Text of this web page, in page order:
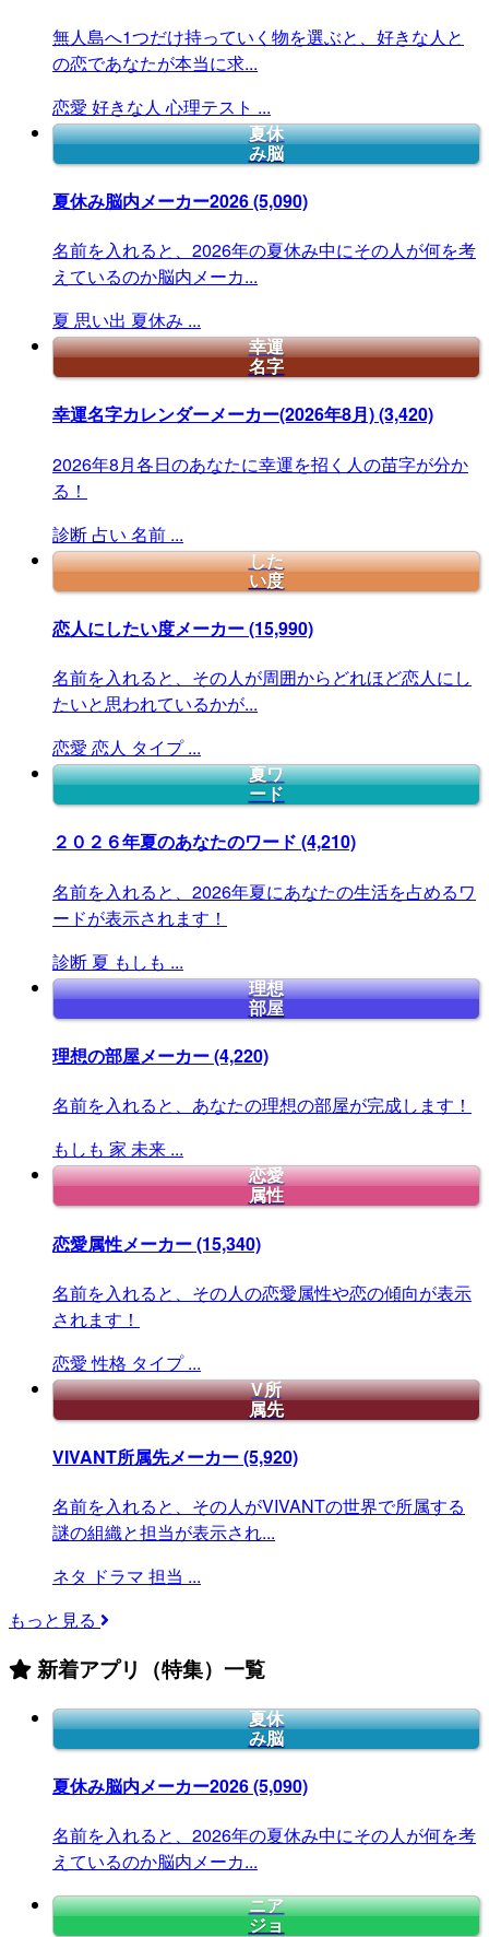
無人島へ1つだけ持っていく物を選ぶと、好きな人と
の恋であなたが本当に求...
恋愛 好きな人 心理テスト ...
夏休
み脳
夏休み脳内メーカー2026(5,090)
名前を入れると、2026年の夏休み中にその人が何を考
えているのか脳内メーカ...
夏 思い出 夏休み ...
幸運
名字
幸運名字カレンダーメーカー(2026年8月)(3,420)
2026年8月各日のあなたに幸運を招く人の苗字が分か
る！
診断 占い 名前 ...
した
い度
恋人にしたい度メーカー(15,990)
名前を入れると、その人が周囲からどれほど恋人にし
たいと思われているかが...
恋愛 恋人 タイプ ...
夏ワ
ード
２０２６年夏のあなたのワード (4,210)
名前を入れると、2026年夏にあなたの生活を占めるワ
ードが表示されます！
診断 夏 もしも ...
理想
部屋
理想の部屋メーカー(4,220)
名前を入れると、あなたの理想の部屋が完成します！
もしも 家 未来 ...
恋愛
属性
恋愛属性メーカー(15,340)
名前を入れると、その人の恋愛属性や恋の傾向が表示
されます！
恋愛 性格 タイプ ...
V所
属先
VIVANT所属先メーカー(5,920)
名前を入れると、その人がVIVANTの世界で所属する
謎の組織と担当が表示され...
ネタ ドラマ 担当 ...
もっと見る
新着アプリ（特集）一覧
夏休
み脳
夏休み脳内メーカー2026(5,090)
名前を入れると、2026年の夏休み中にその人が何を考
えているのか脳内メーカ...
ニア
ジョ